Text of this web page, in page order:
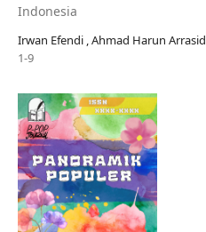
Indonesia
Irwan Efendi , Ahmad Harun Arrasid
1-9